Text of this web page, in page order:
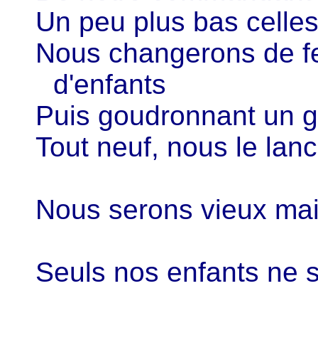
Un peu plus bas
Nous changerons de
d'enfants
Puis goudronnant un
Tout neuf, nous le
Nous serons vieux
Seuls nos enfants ne